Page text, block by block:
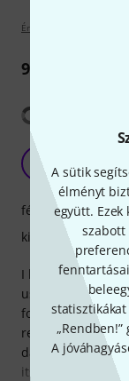
A sütik
élményt
együtt.
szabott
A
Értékelési irányelvek
9Vélemények
D Tubes
I bought these
using them. I
found the
recharging
damaged. It
its place without
fénykibocsájtás
kivitelezés